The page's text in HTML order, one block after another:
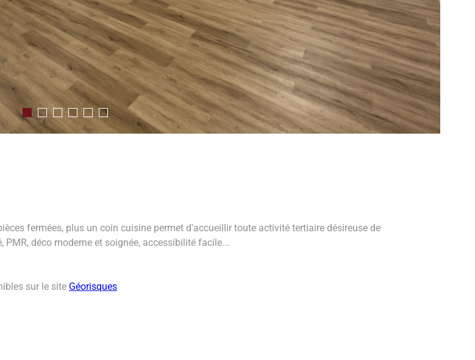
fermées, plus un coin cuisine permet d'accueillir toute activité tertiaire désireuse de
déco moderne et soignée, accessibilité facile...
sur le site Géorisques